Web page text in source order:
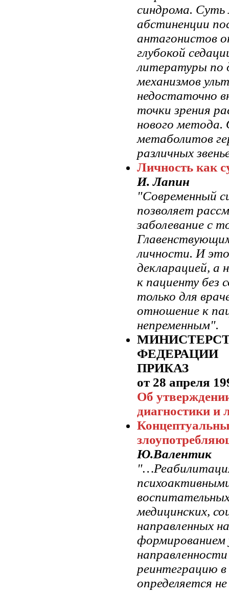
синдрома. Суть
абстиненции
антагонистов
глубокой
литературы по
механизмов
недостаточно
точки зрения
нового метода.
метаболитов
различных
Личность как
И. Лапин
"Современный
позволяет
заболевание с
личности. И
декларацией, а
к пациенту без
только для
отношение к
непременным".
ФЕДЕРАЦИИ
ПРИКАЗ
от 28 апреля
Об
диагностики и
Ю.Валентик
медицинских,
направленных
формированием
реинтеграцию
определяется